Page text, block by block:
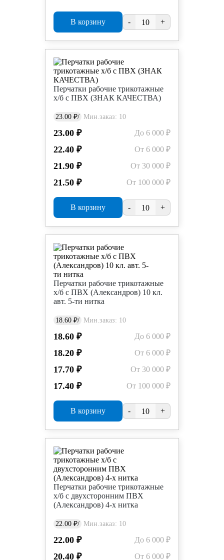
В корзину - +
Перчатки рабочие трикотажные
х/б с ПВХ (ЗНАК КАЧЕСТВА)
23.00 ₽/ Мин.заказ: 10
23.00 ₽ До 6 000 ₽
22.40 ₽ От 6 000 ₽
21.90 ₽ От 30 000 ₽
21.50 ₽ От 100 000 ₽
В корзину - +
Перчатки рабочие трикотажные
х/б с ПВХ (Александров) 10 кл.
авт. 5-ти нитка
18.60 ₽/ Мин.заказ: 10
18.60 ₽ До 6 000 ₽
18.20 ₽ От 6 000 ₽
17.70 ₽ От 30 000 ₽
17.40 ₽ От 100 000 ₽
В корзину - +
Перчатки рабочие трикотажные
х/б с двухсторонним ПВХ
(Александров) 4-х нитка
22.00 ₽/ Мин.заказ: 10
22.00 ₽ До 6 000 ₽
20.40 ₽ От 6 000 ₽